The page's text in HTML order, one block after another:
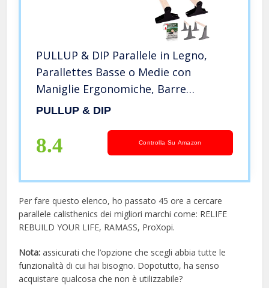
PULLUP & DIP Parallele in Legno,
Parallettes Basse o Medie con
Maniglie Ergonomiche, Barre
Parallele Maniglie per Flessioni per
Basse (10 cm altezz))
PULLUP & DIP
8.4 Controlla Su Amazon
Per fare questo elenco, ho passato 45 ore a cercare
parallele calisthenics dei migliori marchi come: RELIFE
REBUILD YOUR LIFE, RAMASS, ProXopi.
Nota: assicurati che l’opzione che scegli abbia tutte le
funzionalità di cui hai bisogno. Dopotutto, ha senso
acquistare qualcosa che non è utilizzabile?